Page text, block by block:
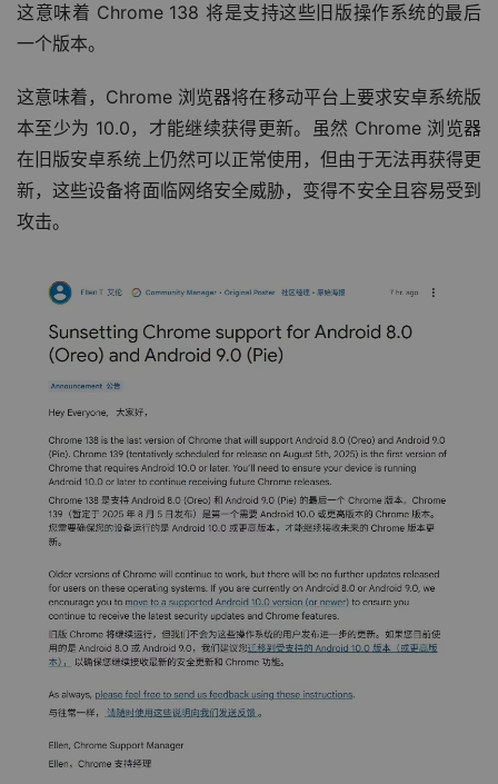
这意味着 Chrome 138 将是支持这些旧版操作系统的最后
一个版本。
这意味着，Chrome 浏览器将在移动平台上要求安卓系统版
本至少为 10.0，才能继续获得更新。虽然 Chrome 浏览器
在旧版安卓系统上仍然可以正常使用，但由于无法再获得更
新，这些设备将面临网络安全威胁，变得不安全且容易受到
攻击。